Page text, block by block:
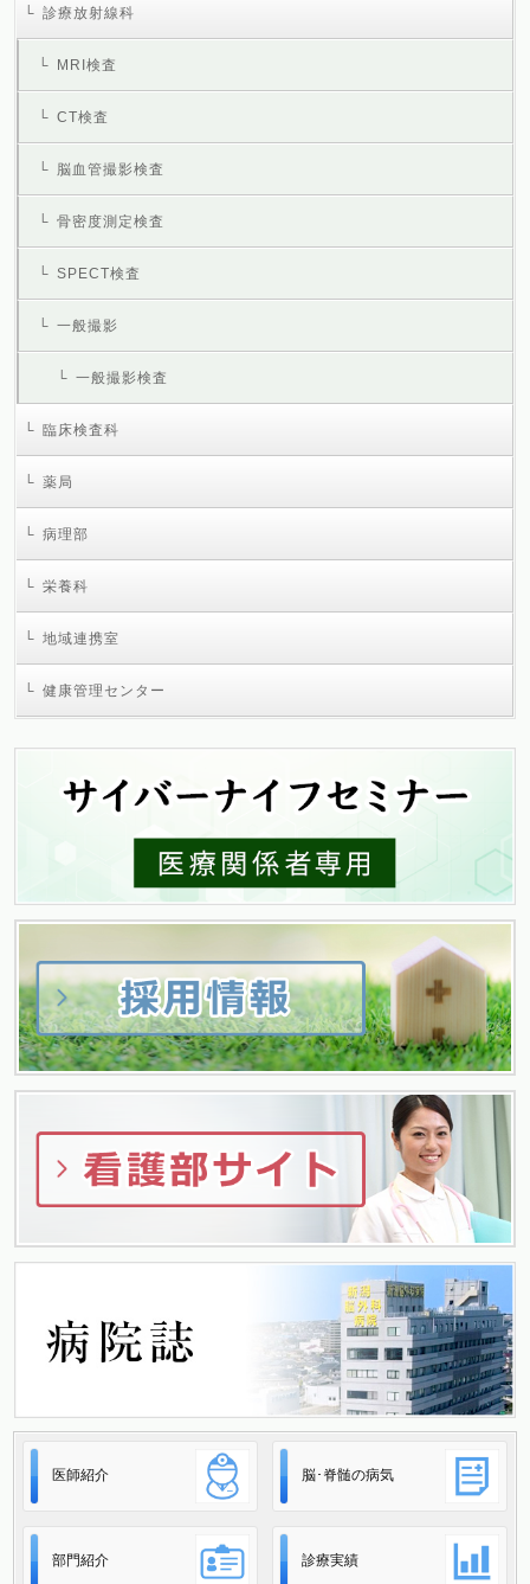
診療放射線科
MRI検査
CT検査
脳血管撮影検査
骨密度測定検査
SPECT検査
一般撮影
一般撮影検査
臨床検査科
薬局
病理部
栄養科
地域連携室
健康管理センター
医師紹介 脳･脊髄の病気
部門紹介 診療実績